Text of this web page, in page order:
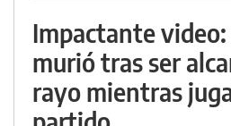
Impactante
murió tras ser
rayo mientras